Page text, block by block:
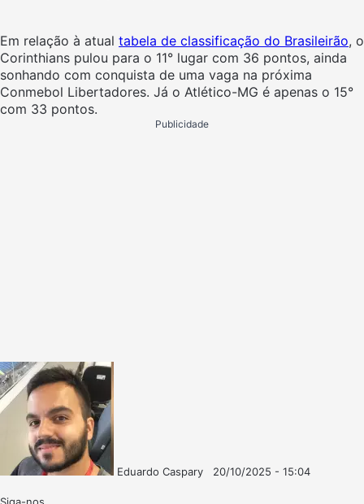
Em relação à atual tabela de classificação do Brasileirão, o
Corinthians pulou para o 11° lugar com 36 pontos, ainda
sonhando com conquista de uma vaga na próxima
Conmebol Libertadores. Já o Atlético-MG é apenas o 15°
com 33 pontos.
Publicidade
Eduardo Caspary
20/10/2025 - 15:04